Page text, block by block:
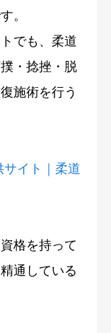
。
でも、柔道
・捻挫・脱
施術を行う
サイト｜柔道
格を持って
通している